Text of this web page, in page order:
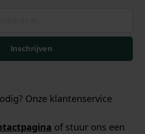
Inschrijven
Onze klantenservice
of stuur ons een